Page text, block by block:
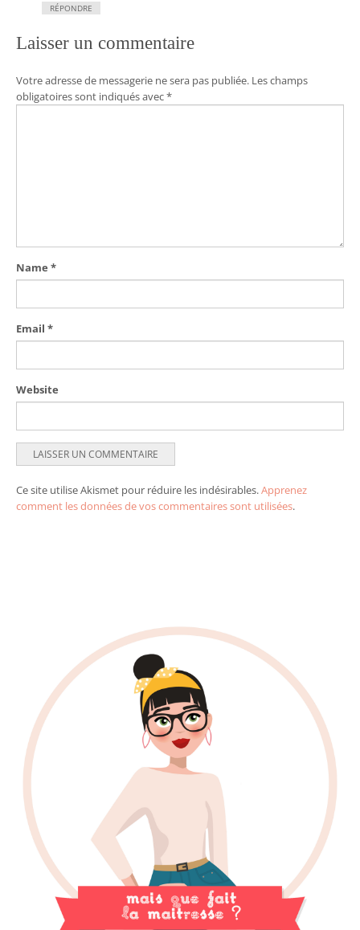
RÉPONDRE
Laisser un commentaire
Votre adresse de messagerie ne sera pas publiée. Les champs
obligatoires sont indiqués avec*
Name *
Email *
Website
Ce site utilise Akismet pour réduire les indésirables.Apprenez
comment les données de vos commentaires sont utilisées.